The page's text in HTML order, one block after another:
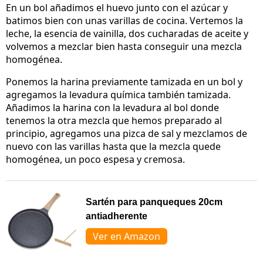
En un bol añadimos el huevo junto con el azúcar y
batimos bien con unas varillas de cocina. Vertemos la
leche, la esencia de vainilla, dos cucharadas de aceite y
volvemos a mezclar bien hasta conseguir una mezcla
homogénea.
Ponemos la harina previamente tamizada en un bol y
agregamos la levadura química también tamizada.
Añadimos la harina con la levadura al bol donde
tenemos la otra mezcla que hemos preparado al
principio, agregamos una pizca de sal y mezclamos de
nuevo con las varillas hasta que la mezcla quede
homogénea, un poco espesa y cremosa.
Sartén para panqueques 20cm
antiadherente
Ver en Amazon